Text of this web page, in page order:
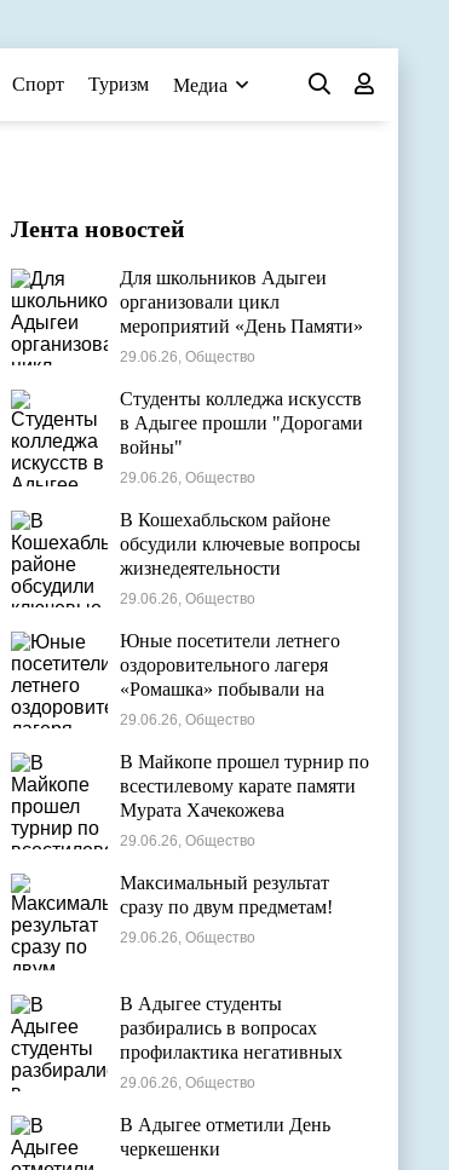
Спорт Туризм Медиа
Лента новостей
Для школьников Адыгеи
организовали цикл
мероприятий «День Памяти»
29.06.26, Общество
Студенты колледжа искусств
в Адыгее прошли "Дорогами
войны"
29.06.26, Общество
В Кошехабльском районе
обсудили ключевые вопросы
жизнедеятельности
муниципалитета
29.06.26, Общество
Юные посетители летнего
оздоровительного лагеря
«Ромашка» побывали на
экскурсии в Дондуковском
29.06.26, Общество
В Майкопе прошел турнир по
всестилевому карате памяти
Мурата Хачекожева
29.06.26, Общество
Максимальный результат
сразу по двум предметам!
29.06.26, Общество
В Адыгее студенты
разбирались в вопросах
профилактика негативных
явлений в молодежной среде
29.06.26, Общество
В Адыгее отметили День
черкешенки